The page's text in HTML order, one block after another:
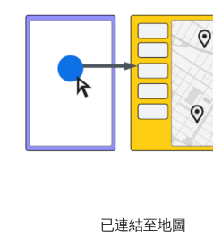
已連結至地圖